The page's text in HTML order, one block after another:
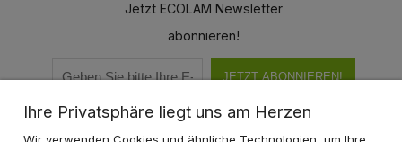
Jetzt ECOLAM Newsletter
abonnieren!
JETZT ABONNIEREN!
Ihre Privatsphäre liegt uns am Herzen